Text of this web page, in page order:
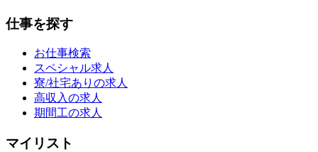
仕事を探す
お仕事検索
スペシャル求人
寮/社宅ありの求人
高収入の求人
期間工の求人
マイリスト